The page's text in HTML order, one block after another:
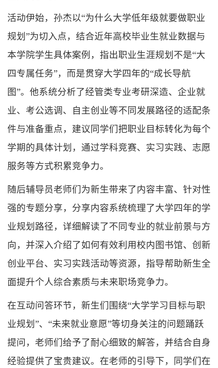
活动伊始， 孙杰以“为什么大学低年级就要做职业
规划 ”为切入点，结合近年高校毕业生就业数据与
本学院学生具体案例，指出职业生涯规划不是“大
四专属任务”，而是贯穿大学四年的“成长导航
图”。他系统分析了经管类专业考研深造、企业就
业、考公选调、自主创业等不同发展路径的适配条
件与准备重点，建议同学们把职业目标转化为每个
学期的具体计划，通过学科竞赛、实习实践、志愿
服务等方式积累竞争力。
随后辅导员老师们为新生带来了内容丰富、针对性
强的专题分享， 分享内容系统梳理了大学四年的学
业规划路径，详细解读了不同专业的就业前景与方
向，并深入介绍了如何有效利用校内图书馆、创新
创业平台、实习实践活动等资源， 指导帮助新生全
面提升个人综合素质与未来职场竞争力。
在互动问答环节，新生们围绕“大学学习目标与职
业规划 ”、 “未来就业意愿”等切身关注的问题踊跃
提问，老师们给予了耐心细致的解答，并结合自身
经验提供了宝贵建议。在老师的引导下，同学们在